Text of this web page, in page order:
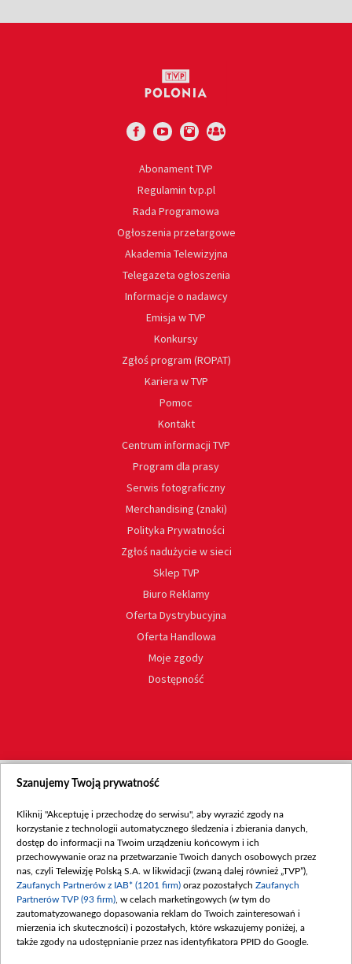
Abonament TVP
Regulamin tvp.pl
Rada Programowa
Ogłoszenia przetargowe
Akademia Telewizyjna
Telegazeta ogłoszenia
Informacje o nadawcy
Emisja w TVP
Konkursy
Zgłoś program (ROPAT)
Kariera w TVP
Pomoc
Kontakt
Centrum informacji TVP
Program dla prasy
Serwis fotograficzny
Merchandising (znaki)
Polityka Prywatności
Zgłoś nadużycie w sieci
Sklep TVP
Biuro Reklamy
Oferta Dystrybucyjna
Oferta Handlowa
Moje zgody
Dostępność
Szanujemy Twoją prywatność
Kliknij "Akceptuję i przechodzę do serwisu", aby wyrazić zgody na
korzystanie z technologii automatycznego śledzenia i zbierania danych,
dostęp do informacji na Twoim urządzeniu końcowym i ich
przechowywanie oraz na przetwarzanie Twoich danych osobowych przez
nas, czyli Telewizję Polską S.A. w likwidacji (zwaną dalej również „TVP”),
Zaufanych Partnerów z IAB* (1201 firm) oraz pozostałych Zaufanych
Partnerów TVP (93 firm) , w celach marketingowych (w tym do
zautomatyzowanego dopasowania reklam do Twoich zainteresowań i
mierzenia ich skuteczności) i pozostałych, które wskazujemy poniżej, a
także zgody na udostępnianie przez nas identyfikatora PPID do Google.